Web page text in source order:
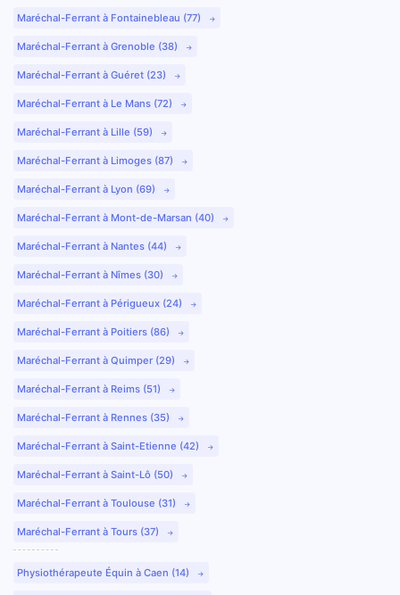
Maréchal-Ferrant à Fontainebleau (77)
Maréchal-Ferrant à Grenoble (38)
Maréchal-Ferrant à Guéret (23)
Maréchal-Ferrant à Le Mans (72)
Maréchal-Ferrant à Lille (59)
Maréchal-Ferrant à Limoges (87)
Maréchal-Ferrant à Lyon (69)
Maréchal-Ferrant à Mont-de-Marsan (40)
Maréchal-Ferrant à Nantes (44)
Maréchal-Ferrant à Nîmes (30)
Maréchal-Ferrant à Périgueux (24)
Maréchal-Ferrant à Poitiers (86)
Maréchal-Ferrant à Quimper (29)
Maréchal-Ferrant à Reims (51)
Maréchal-Ferrant à Rennes (35)
Maréchal-Ferrant à Saint-Etienne (42)
Maréchal-Ferrant à Saint-Lô (50)
Maréchal-Ferrant à Toulouse (31)
Maréchal-Ferrant à Tours (37)
Physiothérapeute Équin à Caen (14)